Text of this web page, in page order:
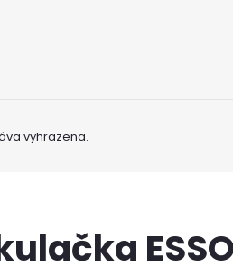
vyhrazena.